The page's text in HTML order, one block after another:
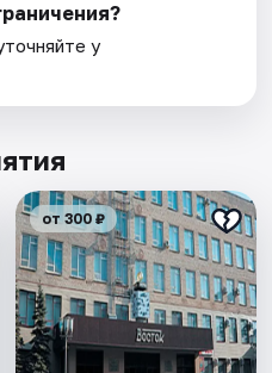
у
от 300 ₽